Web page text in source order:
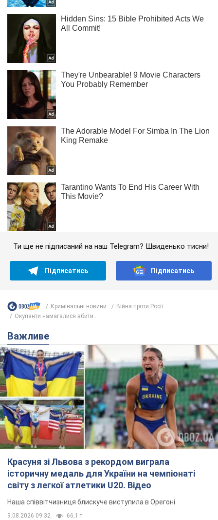
Ти ще не підписаний на наш Telegram? Швиденько тисни!
Підписатись Підписатись
Кримінальні новини
Війна проти Росії
Окупанти намагалися вбити...
Важливе
Красуня зі Львова з рекордом виграла
історичну медаль для України на чемпіонаті
світу з легкої атлетики U20. Відео
Наша співвітчизниця блискуче виступила в Орегоні
9.08.2026 09:32 66,1 т.